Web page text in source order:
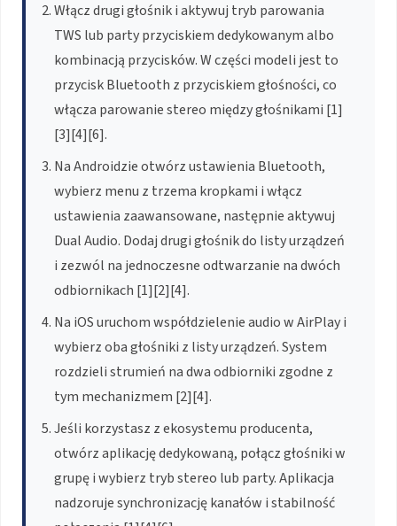
Włącz drugi głośnik i aktywuj tryb parowania
TWS lub party przyciskiem dedykowanym albo
kombinacją przycisków. W części modeli jest to
przycisk Bluetooth z przyciskiem głośności, co
włącza parowanie stereo między głośnikami [1]
[3][4][6].
Na Androidzie otwórz ustawienia Bluetooth,
wybierz menu z trzema kropkami i włącz
ustawienia zaawansowane, następnie aktywuj
Dual Audio. Dodaj drugi głośnik do listy urządzeń
i zezwól na jednoczesne odtwarzanie na dwóch
odbiornikach [1][2][4].
Na iOS uruchom współdzielenie audio w AirPlay i
wybierz oba głośniki z listy urządzeń. System
rozdzieli strumień na dwa odbiorniki zgodne z
tym mechanizmem [2][4].
Jeśli korzystasz z ekosystemu producenta,
otwórz aplikację dedykowaną, połącz głośniki w
grupę i wybierz tryb stereo lub party. Aplikacja
nadzoruje synchronizację kanałów i stabilność